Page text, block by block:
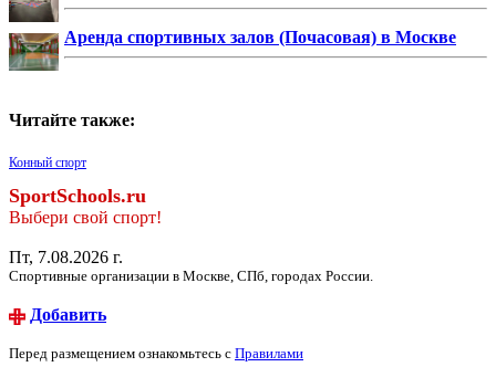
Аренда спортивных залов (Почасовая) в Москве
Читайте также:
Конный спорт
SportSchools.ru
Выбери свой спорт!
Пт, 7.08.2026 г.
Спортивные организации в Москве, СПб, городах России.
Добавить
Перед размещением ознакомьтесь с Правилами